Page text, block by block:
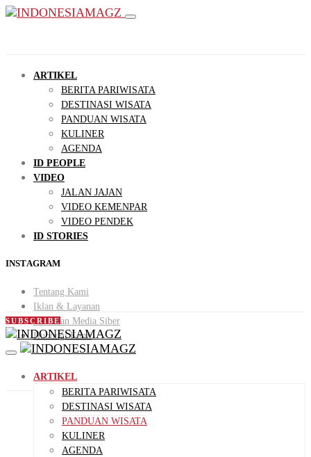
ARTIKEL
BERITA PARIWISATA
DESTINASI WISATA
PANDUAN WISATA
KULINER
AGENDA
ID PEOPLE
VIDEO
JALAN JAJAN
VIDEO KEMENPAR
VIDEO PENDEK
ID STORIES
INSTAGRAM
Tentang Kami
Iklan & Layanan
Pedoman Media Siber
Hubungi Kami
SUBSCRIBE
ARTIKEL
BERITA PARIWISATA
DESTINASI WISATA
PANDUAN WISATA
KULINER
AGENDA